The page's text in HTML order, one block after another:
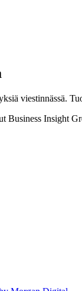
viestinnässä.
Business Insight